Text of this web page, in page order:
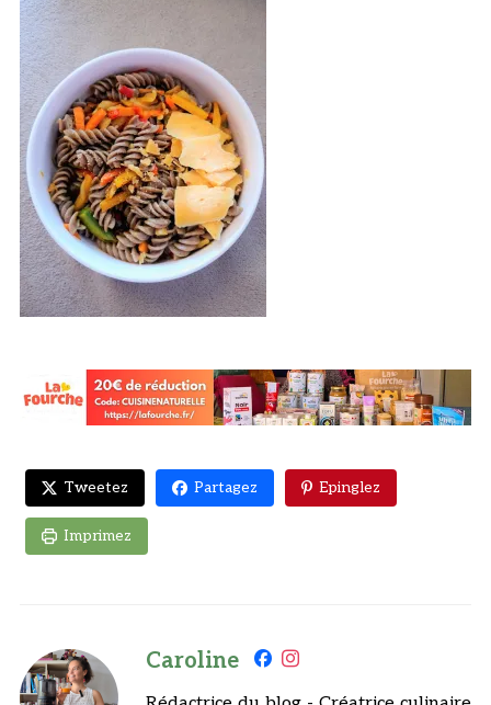
Tweetez Partagez Epinglez
Imprimez
Caroline